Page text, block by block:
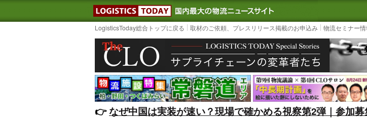
LOGISTICS TODAY｜国内最大の物流ニュースサイト
3PL, SCM
LogisticsToday総合トップに戻る 取材のご依頼、プレスリリース掲載のお申込み 物流セミナー
👉️なぜ中国は実装が速い？現場で確かめる視察第2弾｜参加募